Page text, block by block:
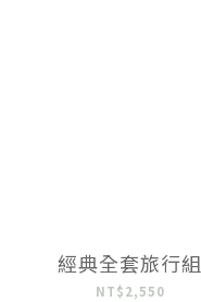
經典全套旅行組
NT$2,550